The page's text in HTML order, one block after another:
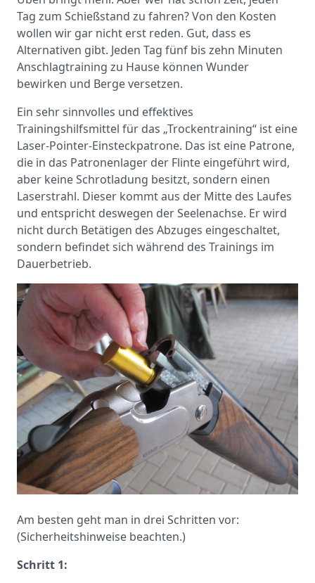
Tag zum Schießstand zu fahren? Von den Kosten
wollen wir gar nicht erst reden. Gut, dass es
Alternativen gibt. Jeden Tag fünf bis zehn Minuten
Anschlagtraining zu Hause können Wunder
bewirken und Berge versetzen.
Ein sehr sinnvolles und effektives
Trainingshilfsmittel für das „Trockentraining“ ist eine
Laser-Pointer-Einsteckpatrone. Das ist eine Patrone,
die in das Patronenlager der Flinte eingeführt wird,
aber keine Schrotladung besitzt, sondern einen
Laserstrahl. Dieser kommt aus der Mitte des Laufes
und entspricht deswegen der Seelenachse. Er wird
nicht durch Betätigen des Abzuges eingeschaltet,
sondern befindet sich während des Trainings im
Dauerbetrieb.
Am besten geht man in drei Schritten vor:
(Sicherheitshinweise beachten.)
Schritt 1: